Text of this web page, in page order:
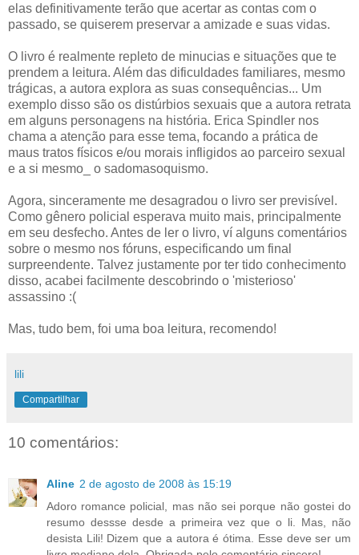
elas definitivamente terão que acertar as contas com o
passado, se quiserem preservar a amizade e suas vidas.
O livro é realmente repleto de minucias e situações que te
prendem a leitura. Além das dificuldades familiares, mesmo
trágicas, a autora explora as suas consequências... Um
exemplo disso são os distúrbios sexuais que a autora retrata
em alguns personagens na história. Erica Spindler nos
chama a atenção para esse tema, focando a prática de
maus tratos físicos e/ou morais infligidos ao parceiro sexual
e a si mesmo_ o sadomasoquismo.
Agora, sinceramente me desagradou o livro ser previsível.
Como gênero policial esperava muito mais, principalmente
em seu desfecho. Antes de ler o livro, ví alguns comentários
sobre o mesmo nos fóruns, especificando um final
surpreendente. Talvez justamente por ter tido conhecimento
disso, acabei facilmente descobrindo o 'misterioso'
assassino :(
Mas, tudo bem, foi uma boa leitura, recomendo!
lili
Compartilhar
10 comentários:
Aline 2 de agosto de 2008 às 15:19
Adoro romance policial, mas não sei porque não gostei do
resumo dessse desde a primeira vez que o li. Mas, não
desista Lili! Dizem que a autora é ótima. Esse deve ser um